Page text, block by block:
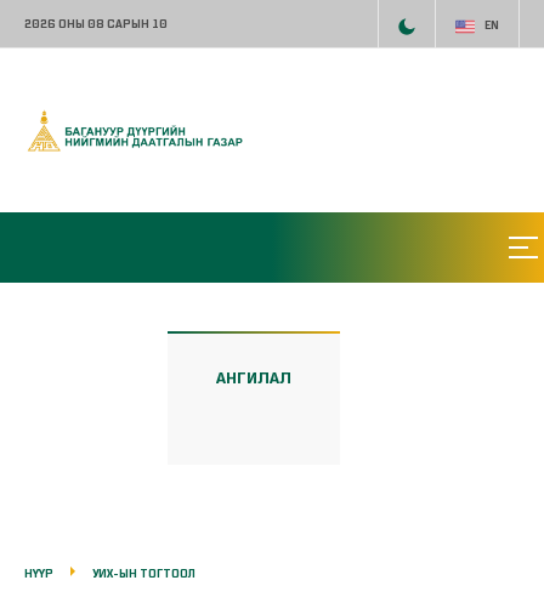
2026 ОНЫ 08 САРЫН 10 EN
АНГИЛАЛ
НҮҮР УИХ-ЫН ТОГТООЛ